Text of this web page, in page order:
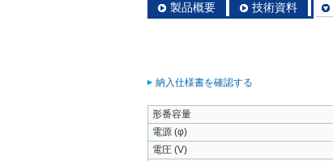
製品概要 技術資料
納入仕様書を確認する
形番容量
電源 (φ)
電圧 (V)